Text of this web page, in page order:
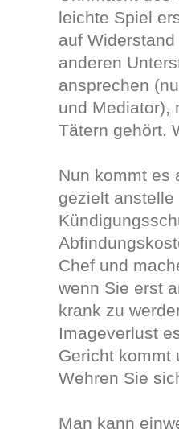
leichte Spiel
auf
anderen
ansprechen
und Mediator),
Tätern gehört.
Nun kommt es
gezielt
Chef und
wenn Sie erst
krank zu
Imageverlust
Gericht kommt
Wehren Sie
Man kann